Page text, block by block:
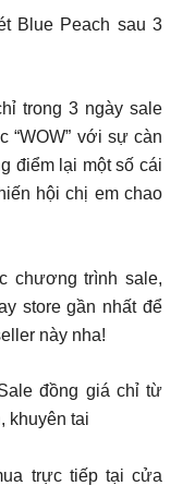
Blue Peach sau 3
trong 3 ngày sale
“WOW” với sự càn
điểm lại một số cái
hội chị em chao
chương trình sale,
store gần nhất để
này nha!
đồng giá chỉ từ
khuyên tai
trực tiếp tại cửa